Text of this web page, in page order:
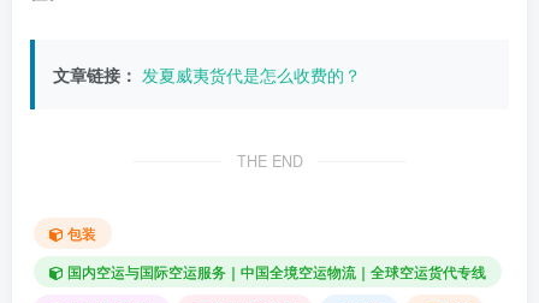
文章链接： 发夏威夷货代是怎么收费的？
THE END
包装
国内空运与国际空运服务｜中国全境空运物流｜全球空运货代专线